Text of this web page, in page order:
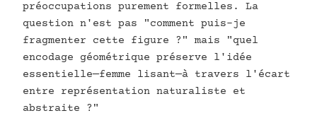
préoccupations purement formelles. La
question n'est pas "comment puis-je
fragmenter cette figure ?" mais "quel
encodage géométrique préserve l'idée
essentielle—femme lisant—à travers l'écart
entre représentation naturaliste et
abstraite ?"